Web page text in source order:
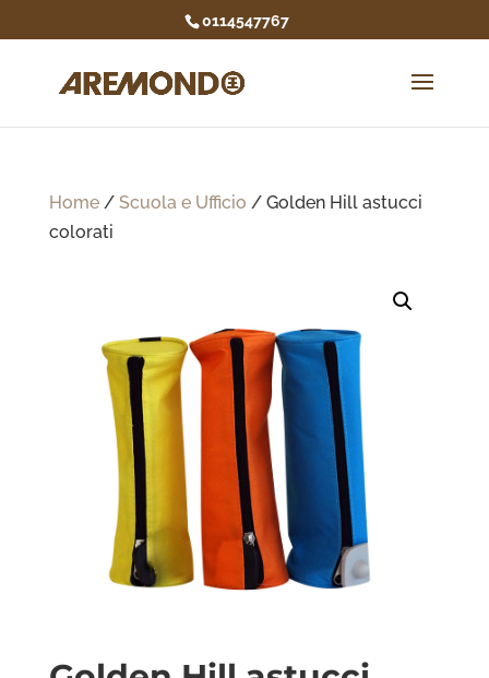
0114547767
Home/ Scuola e Ufficio / Golden Hill astucci
colorati